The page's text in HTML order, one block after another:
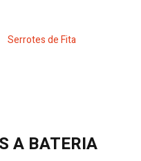
Serrotes de Fita
A BATERIA